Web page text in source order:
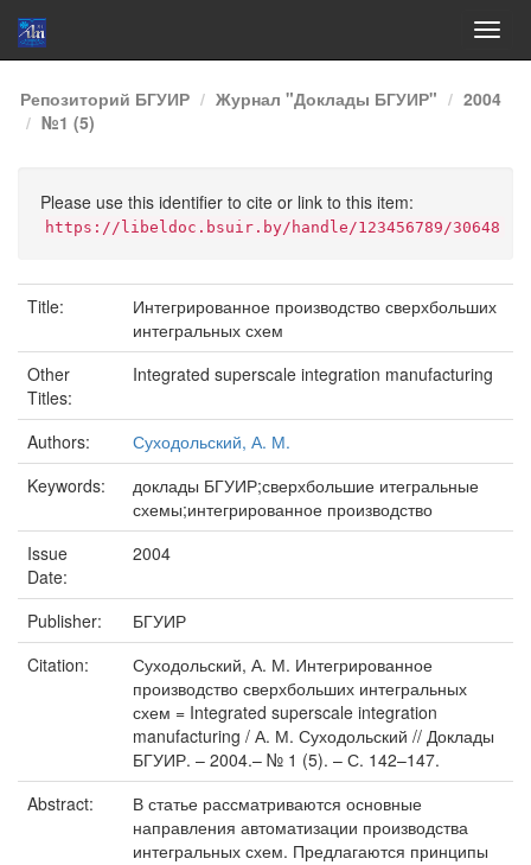
Skip
navigation
Репозиторий БГУИР Журнал "Доклады БГУИР"
2004
№1 (5)
Please use this identifier to cite or link to this item:
https://libeldoc.bsuir.by/handle/123456789/30648
Title:
Интегрированное производство сверхбольших
интегральных схем
Other
Titles:
Integrated superscale integration manufacturing
Authors:
Суходольский, А. М.
Keywords:
доклады БГУИР;сверхбольшие итегральные
схемы;интегрированное производство
Issue
Date:
2004
Publisher:
БГУИР
Citation:
Суходольский, А. М. Интегрированное
производство сверхбольших интегральных
схем = Integrated superscale integration
manufacturing / А. М. Суходольский // Доклады
БГУИР. – 2004.– № 1 (5). – С. 142–147.
Abstract:
В статье рассматриваются основные
направления автоматизации производства
интегральных схем. Предлагаются принципы